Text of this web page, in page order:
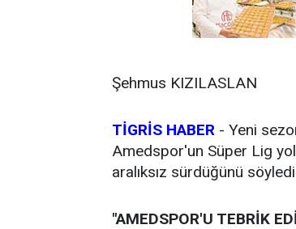
Şehmus KIZILASLAN
TİGRİS HABER - Yeni
Amedspor'un Süper Lig
aralıksız sürdüğünü
"AMEDSPOR'U TEBRİK